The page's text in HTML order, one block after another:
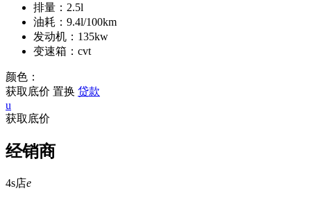
排量：2.5l
油耗：9.4l/100km
发动机：135kw
变速箱：cvt
颜色：
获取底价 置换 贷款
u
获取底价
经销商
4s店e